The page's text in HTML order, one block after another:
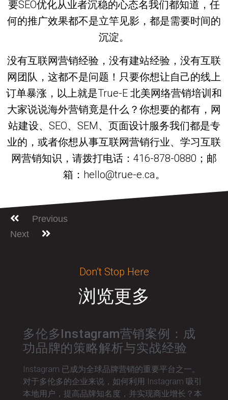
要SEO优化从业者沉稳的心态名我们都知道，任
何的推广效果都不是立竿见影，都是需要时间的
沉淀。
没有互联网营销经验，没有建站经验，没有互联
网团队，这都不是问题！只要你想让自己的线上
订单暴涨，以上就是True-E 北美网络营销培训和
大家说说海外营销竟是什么？你想要的都有，网
站建设、SEO、SEM、页面设计服务我们都是专
业的，或者你想从事互联网营销行业、学习互联
网营销知识，请拨打电话：416-878-0880；邮
箱：hello@true-e.ca。
Previous
Next
Don’t Stop Here
浏览更多
多伦多Instagram营销案例：成
功品牌的策略解析与实战经验
Instagram 已成为全球品牌营销的重要平台之一。
对于多伦多的企业来说，如何利用 Instagram 吸引
本地用户，提高品牌知名度，并实现商业增长？本